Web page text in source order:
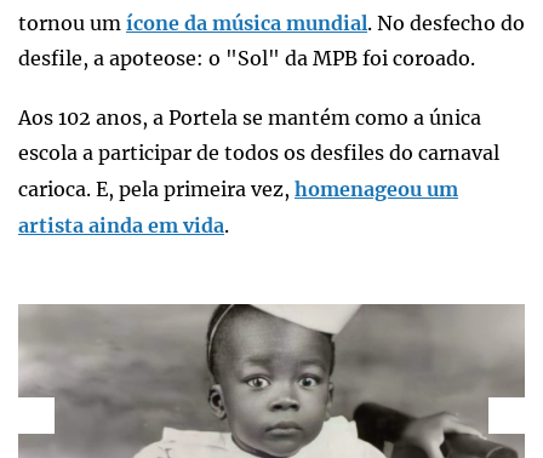
tornou um ícone da música mundial. No desfecho do
desfile, a apoteose: o "Sol" da MPB foi coroado.
Aos 102 anos, a Portela se mantém como a única
escola a participar de todos os desfiles do carnaval
carioca. E, pela primeira vez, homenageou um
artista ainda em vida.